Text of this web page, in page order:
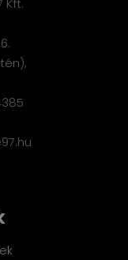
Kft.